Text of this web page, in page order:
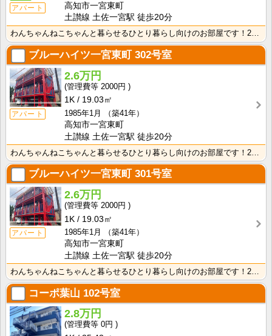
アパート
高知市一宮東町
土讃線 土佐一宮駅 徒歩20分
わんちゃんねこちゃんと暮らせるひとり暮らし向けのお部屋です！2026年6月下旬、ネット無料（Wi-F･･･
ブルーハイツ一宮東町 302号室
アパート
2.6万円
2000円
1K
19.03㎡
1985年1月
（築41年）
高知市一宮東町
土讃線 土佐一宮駅 徒歩20分
ブルーハイツ一宮東町 301号室
アパート
2.6万円
2000円
1K
19.03㎡
1985年1月
（築41年）
高知市一宮東町
土讃線 土佐一宮駅 徒歩20分
コーポ葉山 102号室
2.8万円
0円